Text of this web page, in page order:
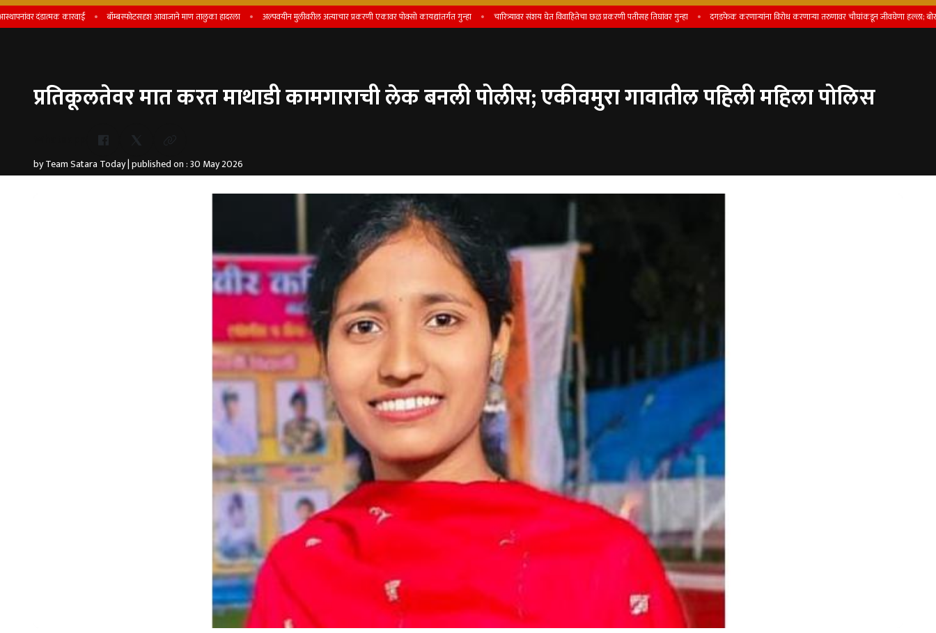
दंडात्मक कारवाई बॉम्बस्फोटसदृश आवाजाने माण तालुका हादरला अल्पवयीन मुलीवरील अत्याचार प्रकरणी एकावर पोक्सो कायद्यांतर्गत गुन्हा चारित्र्यावर संशय घेत विवाहितेचा छळ प्रकरणी पतीसह तिघांवर गुन्हा दगडफेक करणार्‍यांना विरोध करणार्‍या तरुणावर चौघांकडून जीवघेणा हल्ला; बोरगाव
प्रतिकूलतेवर मात करत माथाडी कामगाराची लेक बनली पोलीस; एकीवमुरा गावातील पहिली महिला पोलिस
by Team Satara Today | published on : 30 May 2026